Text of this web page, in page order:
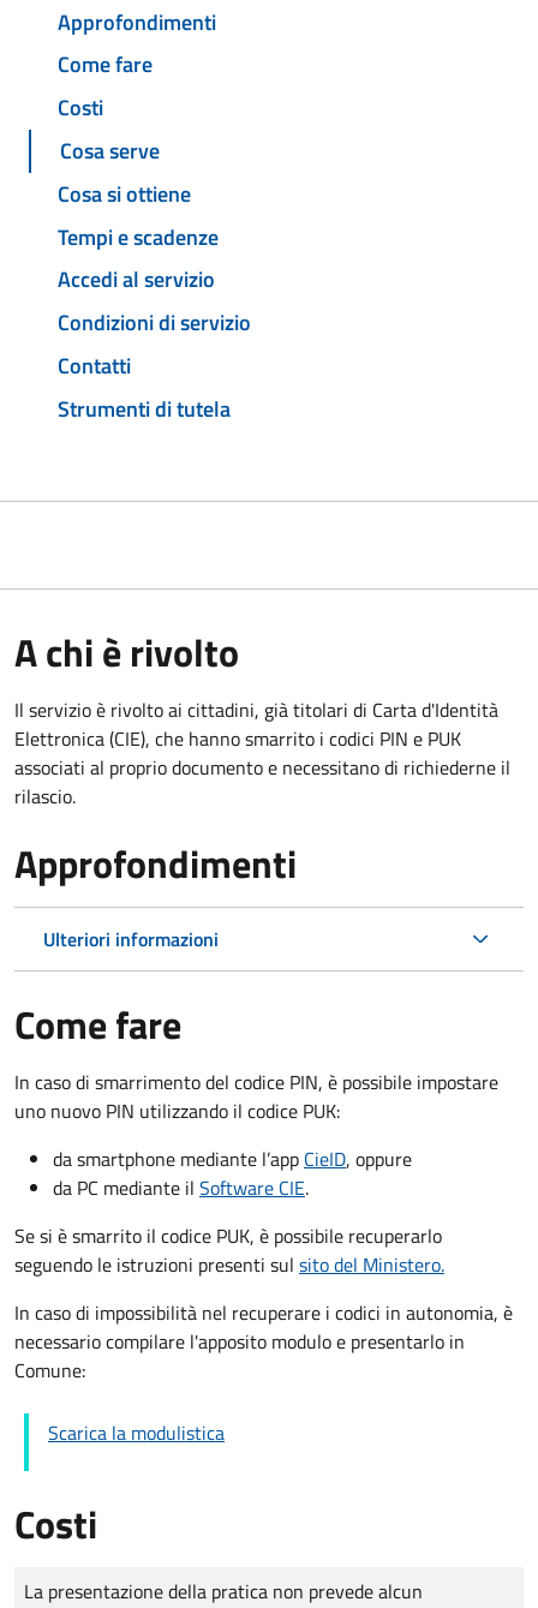
Approfondimenti
Come fare
Costi
Cosa serve
Cosa si ottiene
Tempi e scadenze
Accedi al servizio
Condizioni di servizio
Contatti
Strumenti di tutela
A chi è rivolto
Il servizio è rivolto ai cittadini, già titolari di Carta d'Identità
Elettronica (CIE), che hanno smarrito i codici PIN e PUK
associati al proprio documento e necessitano di richiederne il
rilascio.
Approfondimenti
Ulteriori informazioni
Come fare
In caso di smarrimento del codice PIN, è possibile impostare
uno nuovo PIN utilizzando il codice PUK:
da smartphone mediante l’app CieID, oppure
da PC mediante il Software CIE.
Se si è smarrito il codice PUK, è possibile recuperarlo
seguendo le istruzioni presenti sul sito del Ministero.
In caso di impossibilità nel recuperare i codici in autonomia, è
necessario compilare l'apposito modulo e presentarlo in
Comune:
Scarica la modulistica
Costi
Tipo di pagamento
Importo
La presentazione della pratica non prevede alcun